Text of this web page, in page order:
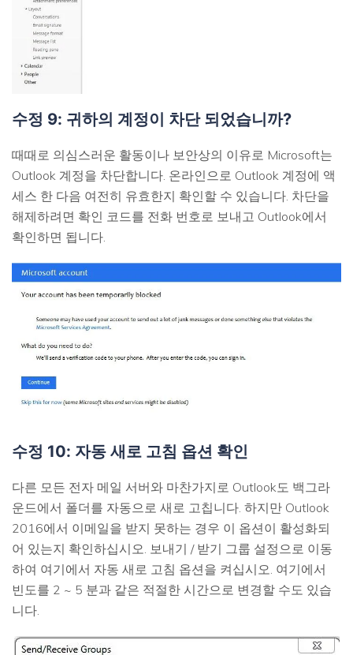
수정 9: 귀하의 계정이 차단 되었습니까?
때때로 의심스러운 활동이나 보안상의 이유로 Microsoft는
Outlook 계정을 차단합니다. 온라인으로 Outlook 계정에 액
세스 한 다음 여전히 유효한지 확인할 수 있습니다. 차단을
해제하려면 확인 코드를 전화 번호로 보내고 Outlook에서
확인하면 됩니다.
수정 10: 자동 새로 고침 옵션 확인
다른 모든 전자 메일 서버와 마찬가지로 Outlook도 백그라
운드에서 폴더를 자동으로 새로 고칩니다. 하지만 Outlook
2016에서 이메일을 받지 못하는 경우 이 옵션이 활성화되
어 있는지 확인하십시오. 보내기 / 받기 그룹 설정으로 이동
하여 여기에서 자동 새로 고침 옵션을 켜십시오. 여기에서
빈도를 2 ~ 5 분과 같은 적절한 시간으로 변경할 수도 있습
니다.